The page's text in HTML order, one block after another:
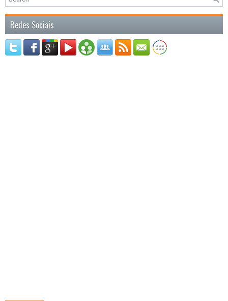
Redes Sociais